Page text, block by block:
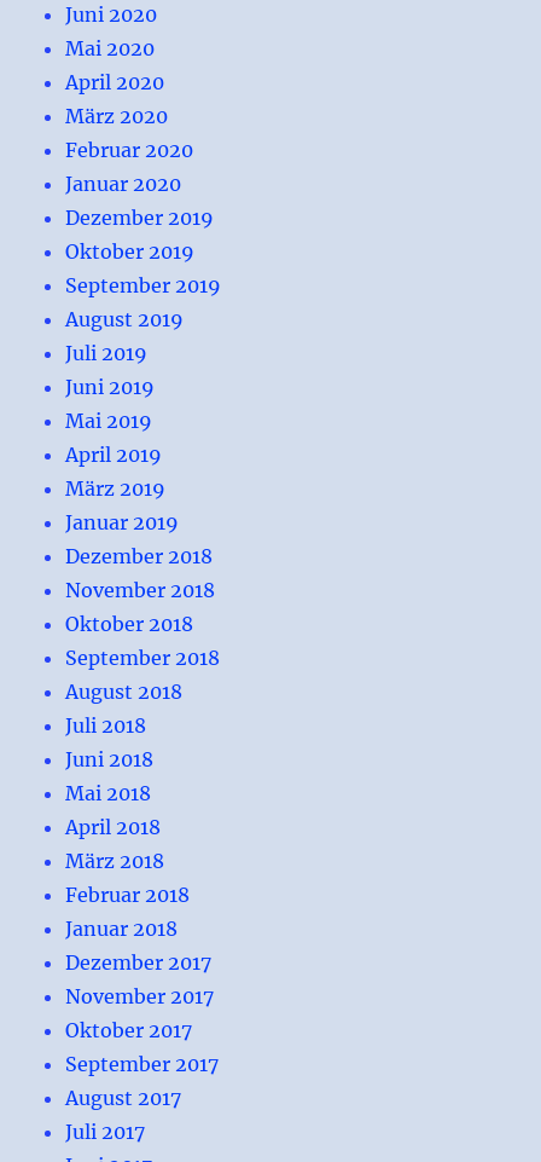
Juni 2020
Mai 2020
April 2020
März 2020
Februar 2020
Januar 2020
Dezember 2019
Oktober 2019
September 2019
August 2019
Juli 2019
Juni 2019
Mai 2019
April 2019
März 2019
Januar 2019
Dezember 2018
November 2018
Oktober 2018
September 2018
August 2018
Juli 2018
Juni 2018
Mai 2018
April 2018
März 2018
Februar 2018
Januar 2018
Dezember 2017
November 2017
Oktober 2017
September 2017
August 2017
Juli 2017